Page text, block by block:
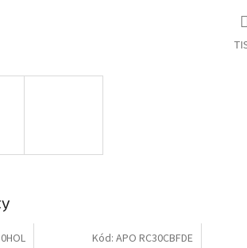
Kód: APO RC30CBFDE